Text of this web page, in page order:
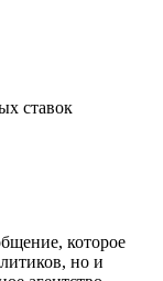
ставок
которое
но и